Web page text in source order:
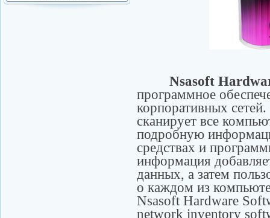
Nsasoft
программное
корпоративных
сканирует все
подробную
средствах и
информация
данных, а затем
о каждом из
Nsasoft Hardware
network inventory